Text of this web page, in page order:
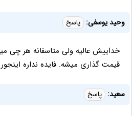
وحید یوسفی: پاسخ
خداییش عالیه ولی متاسفانه هر چی
قیمت گذاری میشه. فایده نداره
سعید: پاسخ